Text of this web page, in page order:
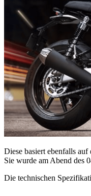
Diese basiert ebenfalls
Sie wurde am Abend des
Die technischen